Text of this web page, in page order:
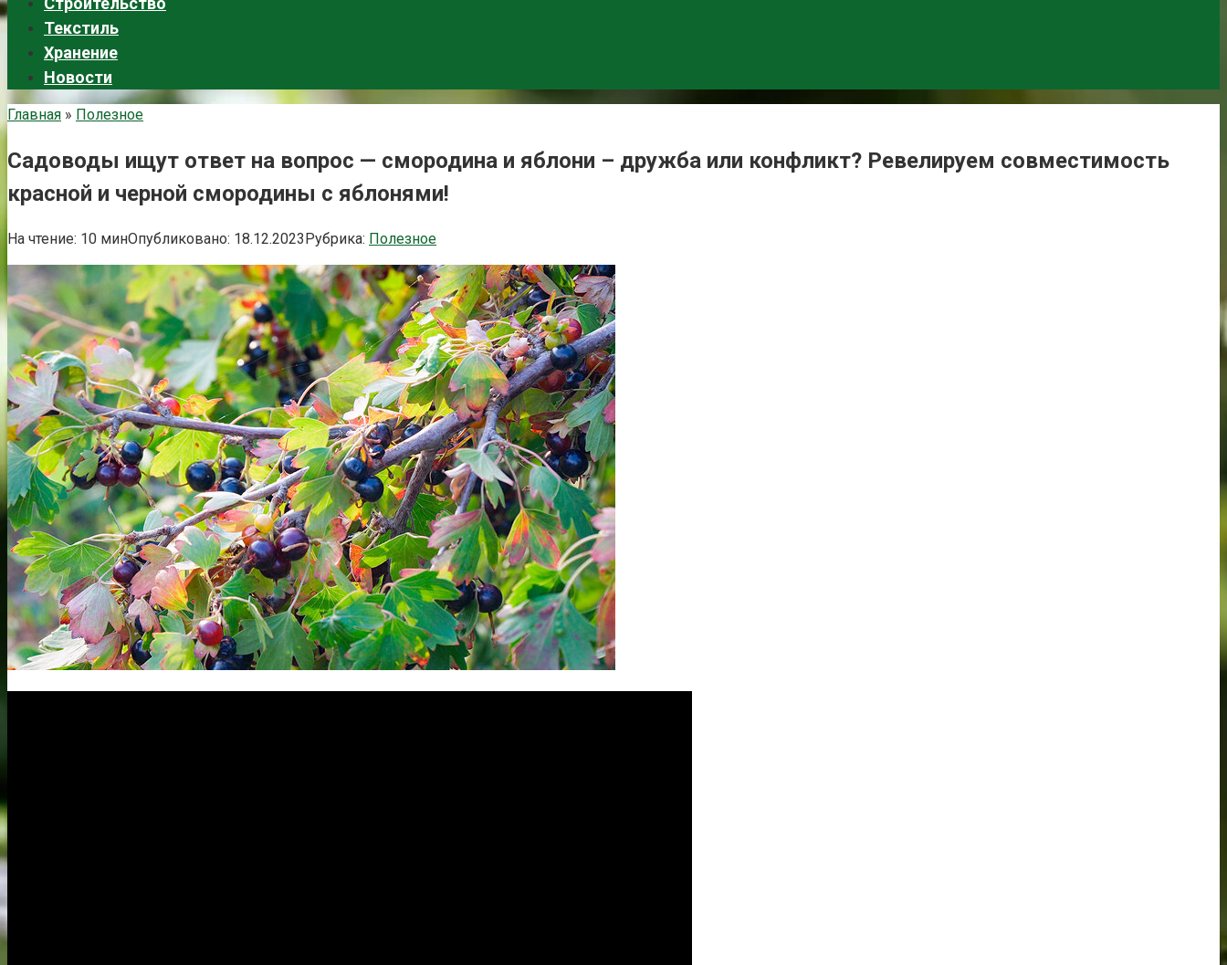
Текстиль
Хранение
Новости
Главная » Полезное
Садоводы ищут ответ на вопрос — смородина и яблони – дружба или конфликт? Ревелируем совместимость
красной и черной смородины с яблонями!
На чтение: 10 минОпубликовано: 18.12.2023Рубрика: Полезное